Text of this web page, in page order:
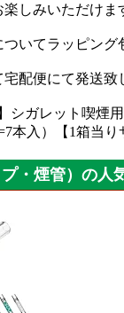
しみいただけま
いてラッピング
配便にて発送致
シガレット喫煙
本入）【1箱当
プ・煙管）の